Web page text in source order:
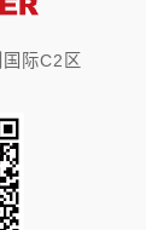
国际C2区